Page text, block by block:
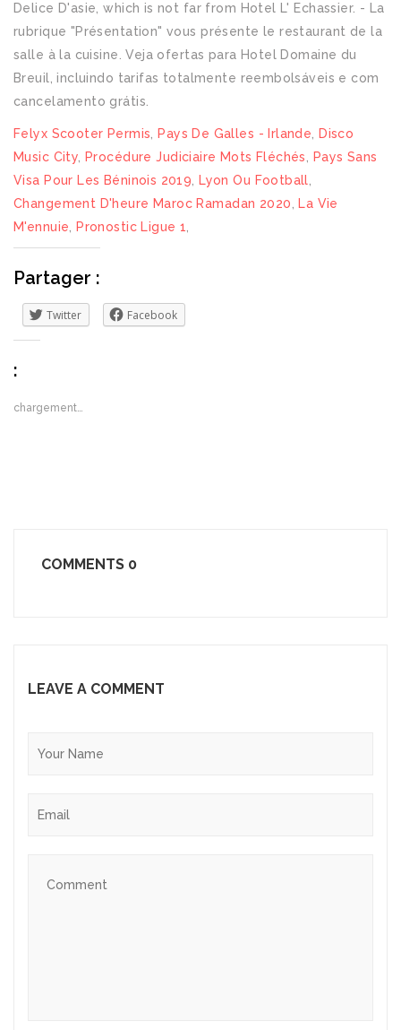
Felyx Scooter Permis Pays De Galles - Irlande
Disco
Music City
Procédure Judiciaire Mots Fléchés
Pays Sans
Visa Pour Les Béninois 2019
Lyon Ou Football
Changement D'heure Maroc Ramadan 2020
La Vie
M'ennuie
Pronostic Ligue 1
Partager :
Twitter Facebook
:
chargement…
COMMENTS 0
LEAVE A COMMENT